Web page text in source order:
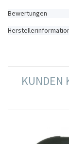
Bewertungen
KUNDEN